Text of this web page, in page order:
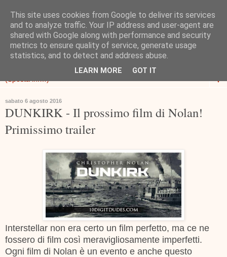
▼
sabato 6 agosto 2016
DUNKIRK - Il prossimo film di Nolan!
Primissimo trailer
Interstellar non era certo un film perfetto, ma ce ne
fossero di film così meravigliosamente imperfetti.
Ogni film di Nolan è un evento e anche questo
This site uses cookies from Google to deliver its services
and to analyze traffic. Your IP address and user-agent are
shared with Google along with performance and security
metrics to ensure quality of service, generate usage
statistics, and to detect and address abuse.
LEARN MORE GOT IT